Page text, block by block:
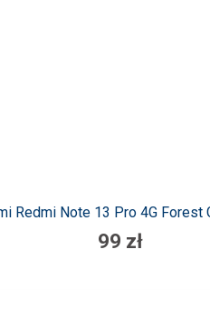
Redmi Note 13 Pro 4G Forest
99 zł